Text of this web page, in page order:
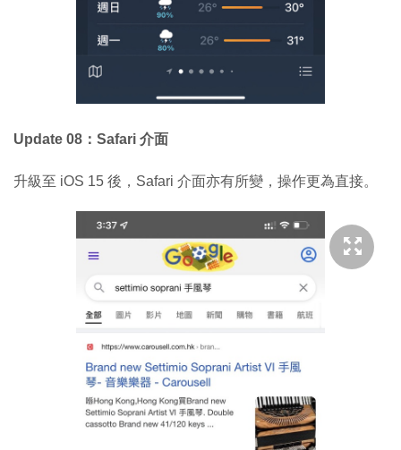
Update 08：Safari 介面
升級至 iOS 15 後，Safari 介面亦有所變，操作更為直接。